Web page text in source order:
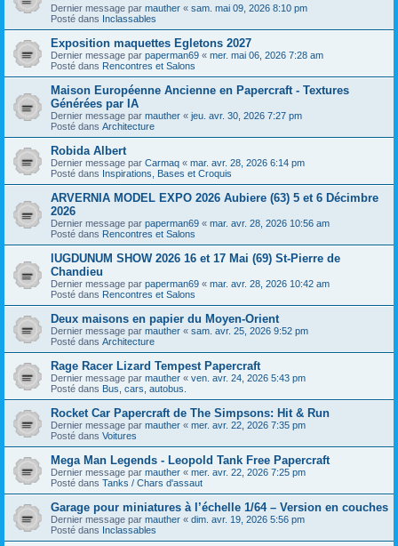
Dernier message par mauther « sam. mai 09, 2026 8:10 pm
Posté dans Inclassables
Exposition maquettes Egletons 2027
Dernier message par paperman69 « mer. mai 06, 2026 7:28 am
Posté dans Rencontres et Salons
Maison Européenne Ancienne en Papercraft - Textures
Générées par IA
Dernier message par mauther « jeu. avr. 30, 2026 7:27 pm
Posté dans Architecture
Robida Albert
Dernier message par Carmaq « mar. avr. 28, 2026 6:14 pm
Posté dans Inspirations, Bases et Croquis
ARVERNIA MODEL EXPO 2026 Aubiere (63) 5 et 6 Décimbre
2026
Dernier message par paperman69 « mar. avr. 28, 2026 10:56 am
Posté dans Rencontres et Salons
lUGDUNUM SHOW 2026 16 et 17 Mai (69) St-Pierre de
Chandieu
Dernier message par paperman69 « mar. avr. 28, 2026 10:42 am
Posté dans Rencontres et Salons
Deux maisons en papier du Moyen-Orient
Dernier message par mauther « sam. avr. 25, 2026 9:52 pm
Posté dans Architecture
Rage Racer Lizard Tempest Papercraft
Dernier message par mauther « ven. avr. 24, 2026 5:43 pm
Posté dans Bus, cars, autobus.
Rocket Car Papercraft de The Simpsons: Hit & Run
Dernier message par mauther « mer. avr. 22, 2026 7:35 pm
Posté dans Voitures
Mega Man Legends - Leopold Tank Free Papercraft
Dernier message par mauther « mer. avr. 22, 2026 7:25 pm
Posté dans Tanks / Chars d'assaut
Garage pour miniatures à l’échelle 1/64 – Version en couches
Dernier message par mauther « dim. avr. 19, 2026 5:56 pm
Posté dans Inclassables